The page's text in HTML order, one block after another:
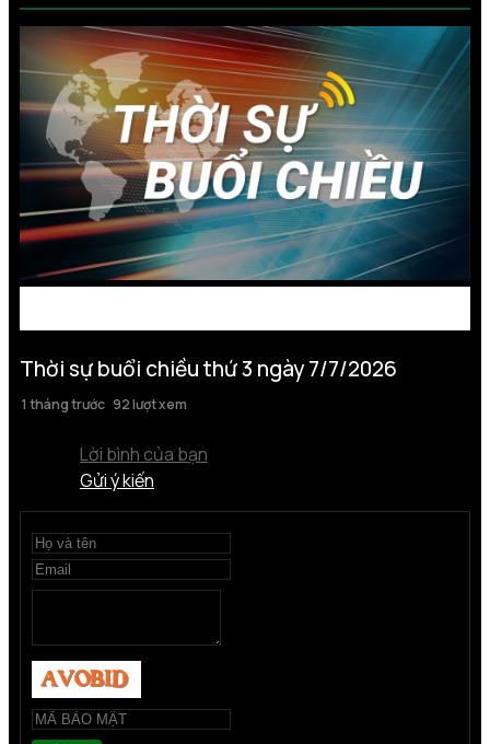
Thời sự buổi chiều thứ 3 ngày 7/7/2026
1 tháng trước 92 lượt xem
Lời bình của bạn
Gửi ý kiến